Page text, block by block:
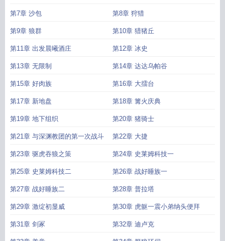
第7章 沙包 第8章 狩猎
第9章 狼群 第10章 猎猪丘
第11章 出发晨曦酒庄 第12章 冰史
第13章 无限制 第14章 达达乌帕谷
第15章 好肉族 第16章 大擂台
第17章 新地盘 第18章 篝火庆典
第19章 地下组织 第20章 猪骑士
第21章 与深渊教团的第一次战斗 第22章 大捷
第23章 驱虎吞狼之策 第24章 史莱姆科技一
第25章 史莱姆科技二 第26章 战好睡族一
第27章 战好睡族二 第28章 普拉塔
第29章 激绽初显威 第30章 虎躯一震小弟纳头便拜
第31章 剑冢 第32章 迪卢克